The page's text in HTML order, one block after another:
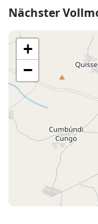
Nächster
+
−